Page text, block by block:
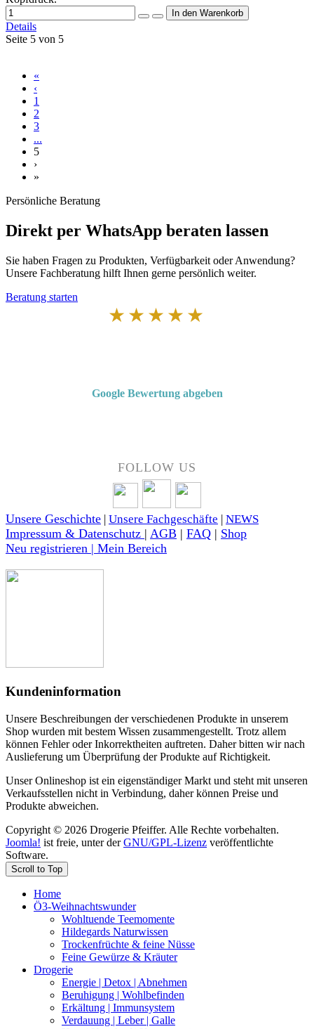
Details
Seite 5 von 5
«
‹
1
2
3
...
5
›
»
Persönliche Beratung
Direkt per WhatsApp beraten lassen
Sie haben Fragen zu Produkten, Verfügbarkeit oder Anwendung?
Unsere Fachberatung hilft Ihnen gerne persönlich weiter.
Beratung starten
★★★★★
Google Bewertung abgeben
FOLLOW US
Unsere Geschichte | Unsere Fachgeschäfte | NEWS
Impressum & Datenschutz | AGB | FAQ | Shop
Neu registrieren | Mein Bereich
Kundeninformation
Unsere Beschreibungen der verschiedenen Produkte in unserem
Shop wurden mit bestem Wissen zusammengestellt. Trotz allem
können Fehler oder Inkorrektheiten auftreten. Daher bitten wir nach
Auslieferung um Überprüfung der Produkte auf Richtigkeit.
Unser Onlineshop ist ein eigenständiger Markt und steht mit unseren
Verkaufsstellen nicht in Verbindung, daher können Preise und
Produkte abweichen.
Copyright © 2026 Drogerie Pfeiffer. Alle Rechte vorbehalten.
Joomla! ist freie, unter derGNU/GPL-Lizenz veröffentlichte
Software.
Scroll to Top
Home
Ö3-Weihnachtswunder
Wohltuende Teemomente
Hildegards Naturwissen
Trockenfrüchte & feine Nüsse
Feine Gewürze & Kräuter
Drogerie
Energie | Detox | Abnehmen
Beruhigung | Wohlbefinden
Erkältung | Immunsystem
Verdauung | Leber | Galle